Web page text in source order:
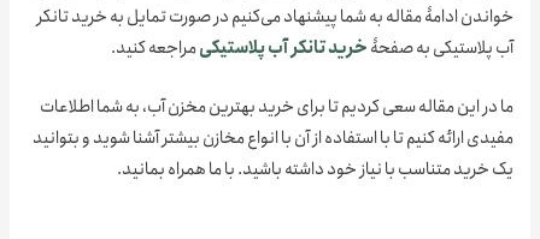
ادامۀ مقاله به شما پیشنهاد می‌کنیم در صورت تمایل به خرید تانکر
به صفحۀخرید تانکر آب پلاستیکیمراجعه کنید.
این مقاله سعی کردیم تا برای خرید بهترین مخزن آب، به شما اطلاعات
ارائه کنیم تا با استفاده از آن با انواع مخازن بیشتر آشنا شوید و بتوانید
متناسب با نیاز خود داشته باشید. با ما همراه بمانید.